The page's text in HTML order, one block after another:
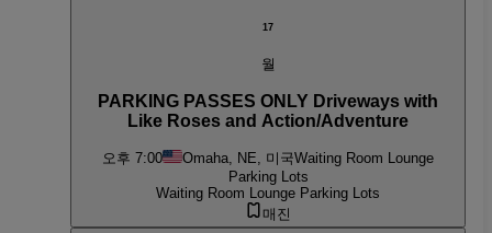
17
월
PARKING PASSES ONLY Driveways with
Like Roses and Action/Adventure
오후 7:00 Omaha, NE, 미국Waiting Room Lounge
Parking Lots
Waiting Room Lounge Parking Lots
매진